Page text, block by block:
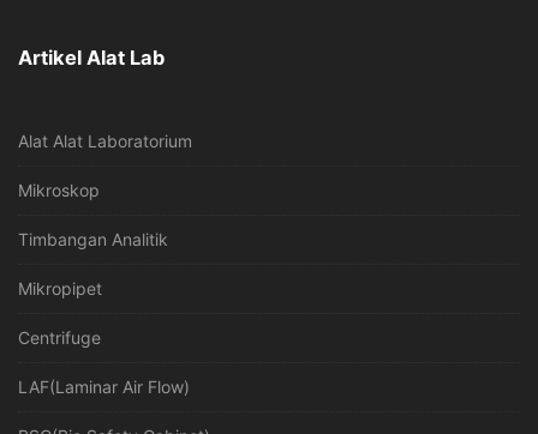
Artikel Alat Lab
Alat Alat Laboratorium
Mikroskop
Timbangan Analitik
Mikropipet
Centrifuge
LAF(Laminar Air Flow)